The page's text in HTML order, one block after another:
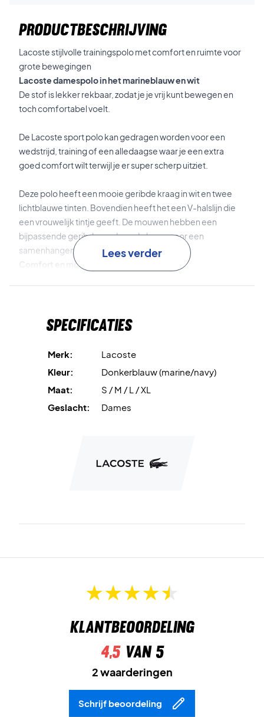
PRODUCTBESCHRIJVING
Lacoste stijlvolle trainingspolo met comfort en ruimte voor
grote bewegingen
Lacoste damespolo in het marineblauw en wit
De stof is lekker rekbaar, zodat je je vrij kunt bewegen en
toch comfortabel voelt.
De Lacoste sport polo kan gedragen worden voor een
wedstrijd, training of een alledaagse waar je een extra
goed comfort wilt terwijl je er super scherp uitziet.
Deze polo heeft een mooie geribde kraag in wit en twee
lichtblauwe tinten. Bovendien heeft het een V-halslijn die
een vrouwelijk tintje geeft. De mouwen hebben een
bijpassende geribde rand aan de kraag voor een
samenhangende stijlvolle look.
Comfort en mooi design met V-hals
Lees verder
Specificaties
Merk:
Lacoste
Kleur:
Donkerblauw (marine/navy)
Maat:
S / M / L / XL
Geslacht:
Dames
Klantbeoordeling
4,5van 5
2 waarderingen
Schrijf beoordeling